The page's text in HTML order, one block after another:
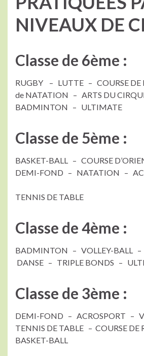
NIVEAUX DE
Classe de 6ème :
RUGBY – LUTTE – COURSE DE
de NATATION – ARTS DU
BADMINTON – ULTIMATE
Classe de 5ème :
BASKET-BALL – COURSE
DEMI-FOND – NATATION –
TENNIS DE TABLE
Classe de 4ème :
BADMINTON – VOLLEY-BALL –
DANSE – TRIPLE BONDS –
Classe de 3ème :
DEMI-FOND – ACROSPORT –
TENNIS DE TABLE – COURSE DE
BASKET-BALL